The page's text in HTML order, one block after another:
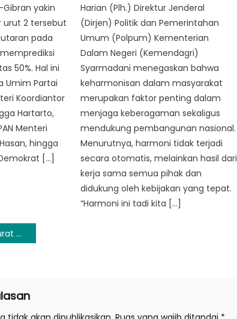
yakin
urut 2 tersebut
pada
50%. Hal ini
Umim Partai
Koordiantor
Hartarto,
Menteri
hingga
[…]
Harian (Plh.) Direktur Jenderal
(Dirjen) Politik dan Pemerintahan
Umum (Polpum) Kementerian
Dalam Negeri (Kemendagri)
Syarmadani menegaskan bahwa
keharmonisan dalam masyarakat
merupakan faktor penting dalam
menjaga keberagaman sekaligus
mendukung pembangunan nasional.
Menurutnya, harmoni tidak terjadi
secara otomatis, melainkan hasil dari
kerja sama semua pihak dan
didukung oleh kebijakan yang tepat.
“Harmoni ini tadi kita […]
Bahuri